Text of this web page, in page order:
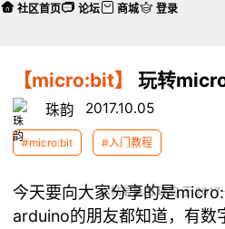
【micro:bit】 玩转
珠韵 2017.10.05
#micro:bit #入门教程
本帖最后由 珠韵 于
今天要向大家分享的是
arduino的朋友都知道，有数
社区首页 论坛 商城 登录